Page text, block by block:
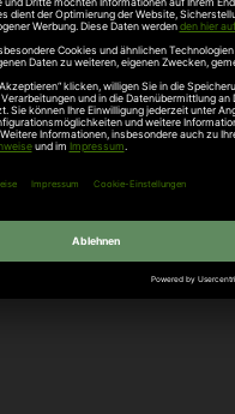
Post
für Türen und Tore
Hochwasserschutz zum
gratuliert